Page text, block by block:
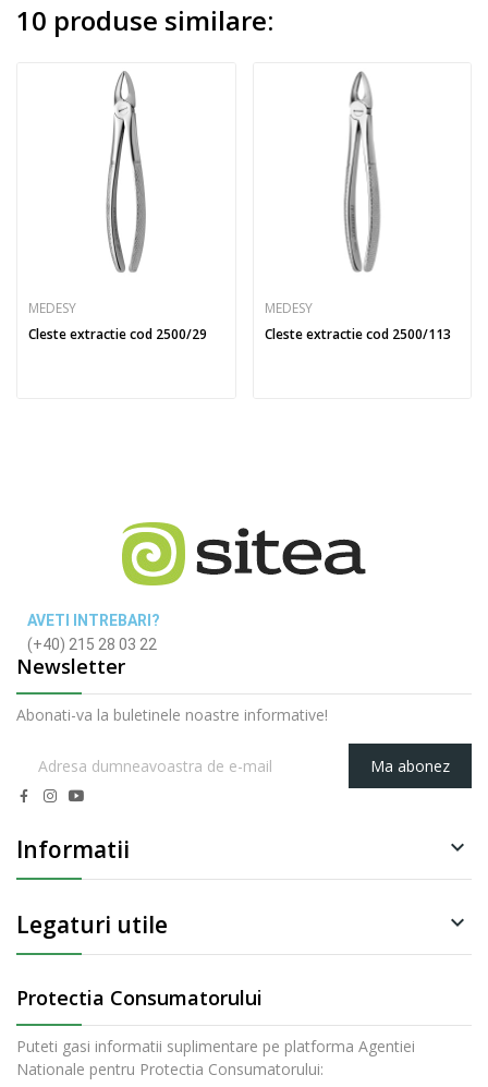
10 produse similare:
MEDESY
Cleste extractie cod 2500/29
MEDESY
Cleste extractie cod 2500/113
AVETI INTREBARI?
(+40) 215 28 03 22
Newsletter
Abonati-va la buletinele noastre informative!
Ma abonez
Informatii 
Legaturi utile 
Protectia Consumatorului
Puteti gasi informatii suplimentare pe platforma Agentiei
Nationale pentru Protectia Consumatorului: